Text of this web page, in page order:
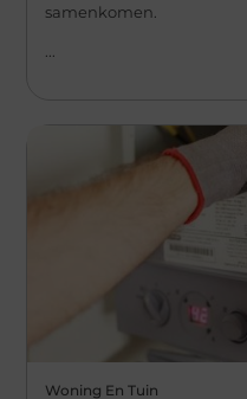
samenkomen.
Woning En Tuin